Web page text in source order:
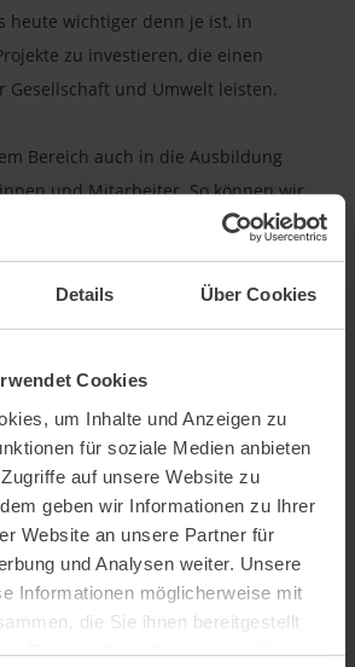
Details Über Cookies
Cookies
um Inhalte und Anzeigen zu
für soziale Medien anbieten
auf unsere Website zu
geben wir Informationen zu Ihrer
Website an unsere Partner für
und Analysen weiter. Unsere
Informationen möglicherweise mit
die Sie ihnen bereitgestellt
heute wichtiger denn je ist, in
zu investieren, die einen
Gesellschaft und Umwelt leisten.
Bereich auch in die Ausbildung
und Mitarbeiter. So können wir
Beratung stets auf dem neuesten
im Bereich nachhaltiger Finanzen
Qualitätssiegel, welches zeigt, dass
Nachhaltigkeit intensiv
Qualitätssiegel, möchten wir
Dominik Hollmann ganz herzlich
bereits letzte Jahr erworben hat.